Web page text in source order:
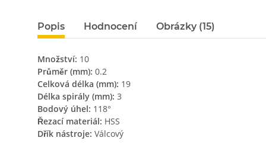
Popis Hodnocení Obrázky (15)
Množství: 10
Průměr (mm): 0.2
Celková délka (mm): 19
Délka spirály (mm): 3
Bodový úhel: 118°
Řezací materiál: HSS
Dřík nástroje: Válcový